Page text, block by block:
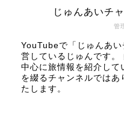
管
じゅんあいチ
YouTubeで「じゅんあ
営しているじゅんです。
中心に旅情報を紹介して
を綴るチャンネルでは
たします。